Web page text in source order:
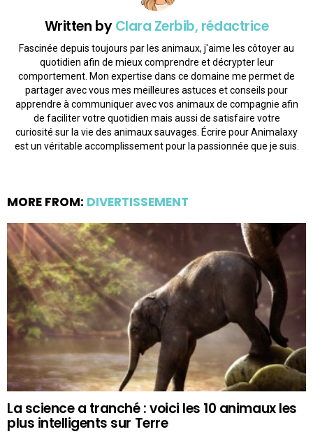
Written byClara Zerbib, rédactrice
Fascinée depuis toujours par les animaux, j'aime les côtoyer au
quotidien afin de mieux comprendre et décrypter leur
comportement. Mon expertise dans ce domaine me permet de
partager avec vous mes meilleures astuces et conseils pour
apprendre à communiquer avec vos animaux de compagnie afin
de faciliter votre quotidien mais aussi de satisfaire votre
curiosité sur la vie des animaux sauvages. Écrire pour Animalaxy
est un véritable accomplissement pour la passionnée que je suis.
MORE FROM: DIVERTISSEMENT
La science a tranché : voici les 10 animaux les
plus intelligents sur Terre